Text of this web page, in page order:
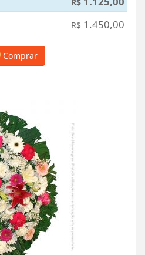
R$ 1.450,00
Comprar